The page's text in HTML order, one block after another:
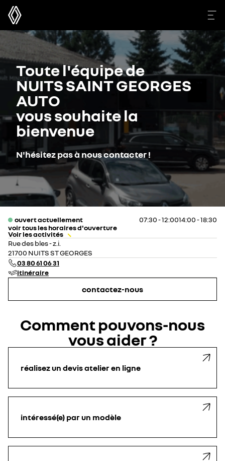
Toute l'équipe de
NUITS SAINT GEORGES
AUTO
vous souhaite la
bienvenue
N'hésitez pas à nous contacter !
ouvert actuellement 07:30 - 12:0014:00 - 18:30
voir tous les horaires d'ouverture
lundi
mardi
mercredi
jeudi
vendredi
Voir les activités
Rue des bles - z.i.
21700 NUITS ST GEORGES
03 80 61 06 31
itinéraire
contactez-nous
Comment pouvons-nous
vous aider ?
réalisez un devis atelier en ligne
intéressé(e) par un modèle